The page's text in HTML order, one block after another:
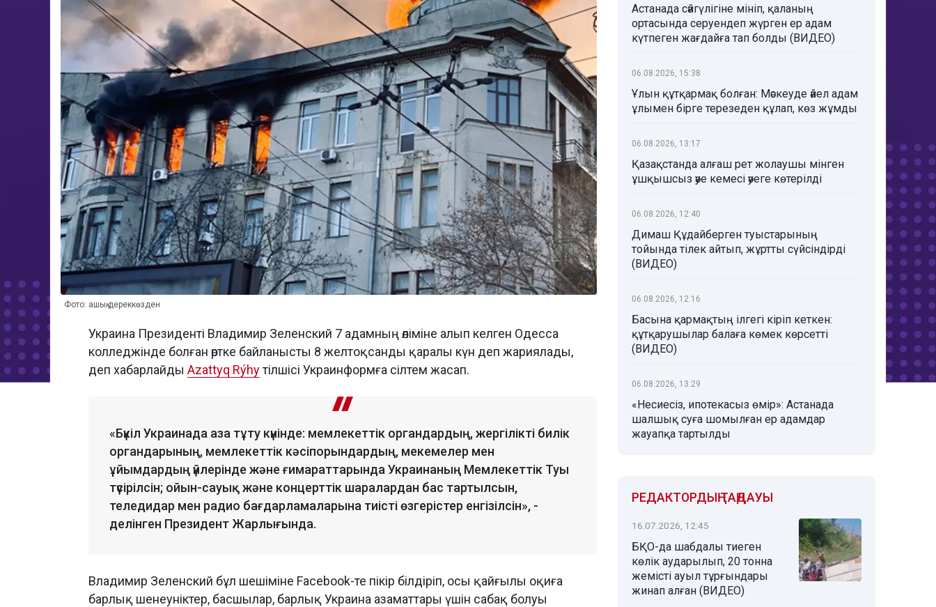
Фото: ашық дереккөзден
Украина Президенті Владимир Зеленский 7 адамның өліміне алып келген Одесса
колледжінде болған өртке байланысты 8 желтоқсанды қаралы күн деп жариялады,
деп хабарлайды Azattyq Rýhyтілшісі Украинформға сілтем жасап.
«Бүкіл Украинада аза тұту күнінде: мемлекеттік органдардың, жергілікті билік
органдарының, мемлекеттік кәсіпорындардың, мекемелер мен
ұйымдардың үйлерінде және ғимараттарында Украинаның Мемлекеттік Туы
түсірілсін; ойын-сауық және концерттік шаралардан бас тартылсын,
теледидар мен радио бағдарламаларына тиісті өзгерістер енгізілсін», -
делінген Президент Жарлығында.
Владимир Зеленский бұл шешіміне Facebook-те пікір білдіріп, осы қайғылы оқиға
барлық шенеуніктер, басшылар, барлық Украина азаматтары үшін сабақ болуы
Астанада сәйгүлігіне мініп, қаланың
ортасында серуендеп жүрген ер адам
күтпеген жағдайға тап болды (ВИДЕО)
06.08.2026, 15:38
Ұлын құтқармақ болған: Мәскеуде әйел адам
ұлымен бірге терезеден құлап, көз жұмды
06.08.2026, 13:17
Қазақстанда алғаш рет жолаушы мінген
ұшқышсыз әуе кемесі әуеге көтерілді
06.08.2026, 12:40
Димаш Құдайберген туыстарының
тойында тілек айтып, жұртты сүйсіндірді
(ВИДЕО)
06.08.2026, 12:16
Басына қармақтың ілгегі кіріп кеткен:
құтқарушылар балаға көмек көрсетті
(ВИДЕО)
06.08.2026, 13:29
«Несиесіз, ипотекасыз өмір»: Астанада
шалшық суға шомылған ер адамдар
жауапқа тартылды
РЕДАКТОРДЫҢ ТАҢДАУЫ
16.07.2026, 12:45
БҚО-да шабдалы тиеген
көлік аударылып, 20 тонна
жемісті ауыл тұрғындары
жинап алған (ВИДЕО)